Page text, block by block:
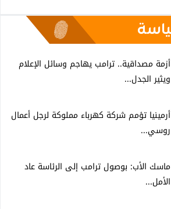
أزمة مصداقية.. ترامب يهاجم وسائل الإعلام
ويثير الجدل...
أرمينيا تؤمم شركة كهرباء مملوكة لرجل أعمال
روسي...
ماسك الأب: بوصول ترامب إلى الرئاسة عاد
الأمل...